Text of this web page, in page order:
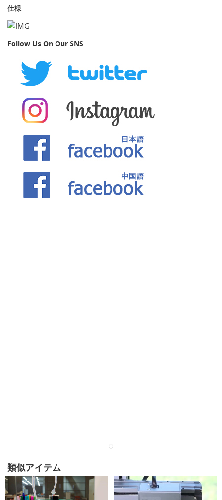
仕様
Follow Us On Our SNS
類似アイテム